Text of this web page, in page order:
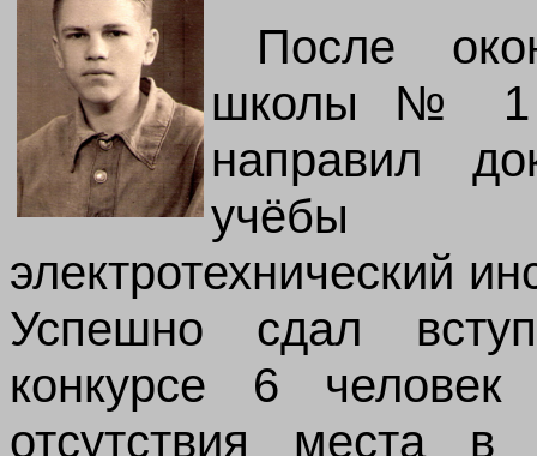
После
школы № 1
направил
учёбы
электротехнический
Успешно сдал
конкурсе 6
отсутствия места